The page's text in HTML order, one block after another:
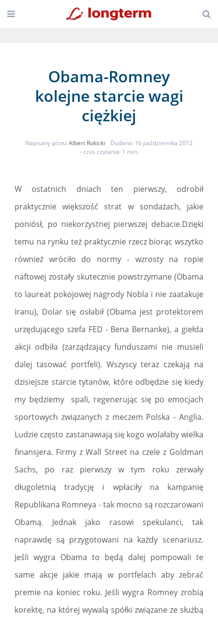
Obama-Romney
kolejne starcie wagi
ciężkiej
Napisany przez Albert Rokicki
Dodano: 16 października 2012
- czas czytania: 1 min.
W ostatnich dniach ten pierwszy, odrobił
praktycznie większość strat w sondażach, jakie
poniósł, po niekorzystnej pierwszej debacie.Dzięki
temu na rynku też praktycznie rzecz biorąc wszytko
również wróciło do normy - wzrosty na ropie
naftowej zostały skutecznie powstrzymane (Obama
to laureat pokojowej nagrody Nobla i nie zaatakuje
Iranu), Dolar się osłabił (Obama jest protektorem
urzędującego szefa FED - Bena Bernanke), a giełda
akcji odbiła (zarządzający funduszami nie musieli
dalej tasować portfeli). Wszyscy teraz czekają na
dzisiejsze starcie tytanów, które odbędzie się kiedy
my będziemy spali, regenerując się po emocjach
sportowych związanych z meczem Polska - Anglia.
Ludzie często zastanawiają się kogo wolałaby wielka
finansjera. Firmy z Wall Street na czele z Goldman
Sachs, po raz pierwszy w tym roku zerwały
długoletnią tradycję i wpłaciły na kampanię
Republikana Romneya - tak mocno są rozczarowani
Obamą. Jednak jako rasowi spekulanci, tak
naprawdę są przygotowani na każdy scenariusz.
Jeśli wygra Obama to będą dalej pompowali te
same akcje jakie mają w portfelach aby zebrać
premie na koniec roku. Jeśli wygra Romney zrobią
korektę, na której wywalą spółki związane ze służbą